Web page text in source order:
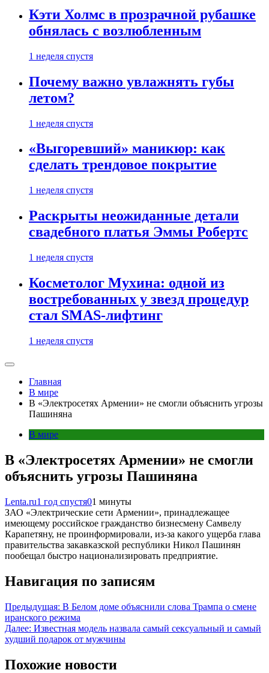
Кэти Холмс в прозрачной рубашке
обнялась с возлюбленным
1 неделя спустя
Почему важно увлажнять губы
летом?
1 неделя спустя
«Выгоревший» маникюр: как
сделать трендовое покрытие
1 неделя спустя
Раскрыты неожиданные детали
свадебного платья Эммы Робертс
1 неделя спустя
Косметолог Мухина: одной из
востребованных у звезд процедур
стал SMAS-лифтинг
1 неделя спустя
Главная
В мире
В «Электросетях Армении» не смогли объяснить угрозы
Пашиняна
В мире
В «Электросетях Армении» не смогли
объяснить угрозы Пашиняна
Lenta.ru1 год спустя01 минуты
ЗАО «Электрические сети Армении», принадлежащее
имеющему российское гражданство бизнесмену Самвелу
Карапетяну, не проинформировали, из-за какого ущерба глава
правительства закавказской республики Никол Пашинян
пообещал быстро национализировать предприятие.
Навигация по записям
Предыдущая: В Белом доме объяснили слова Трампа о смене
иранского режима
Далее: Известная модель назвала самый сексуальный и самый
худший подарок от мужчины
Похожие новости